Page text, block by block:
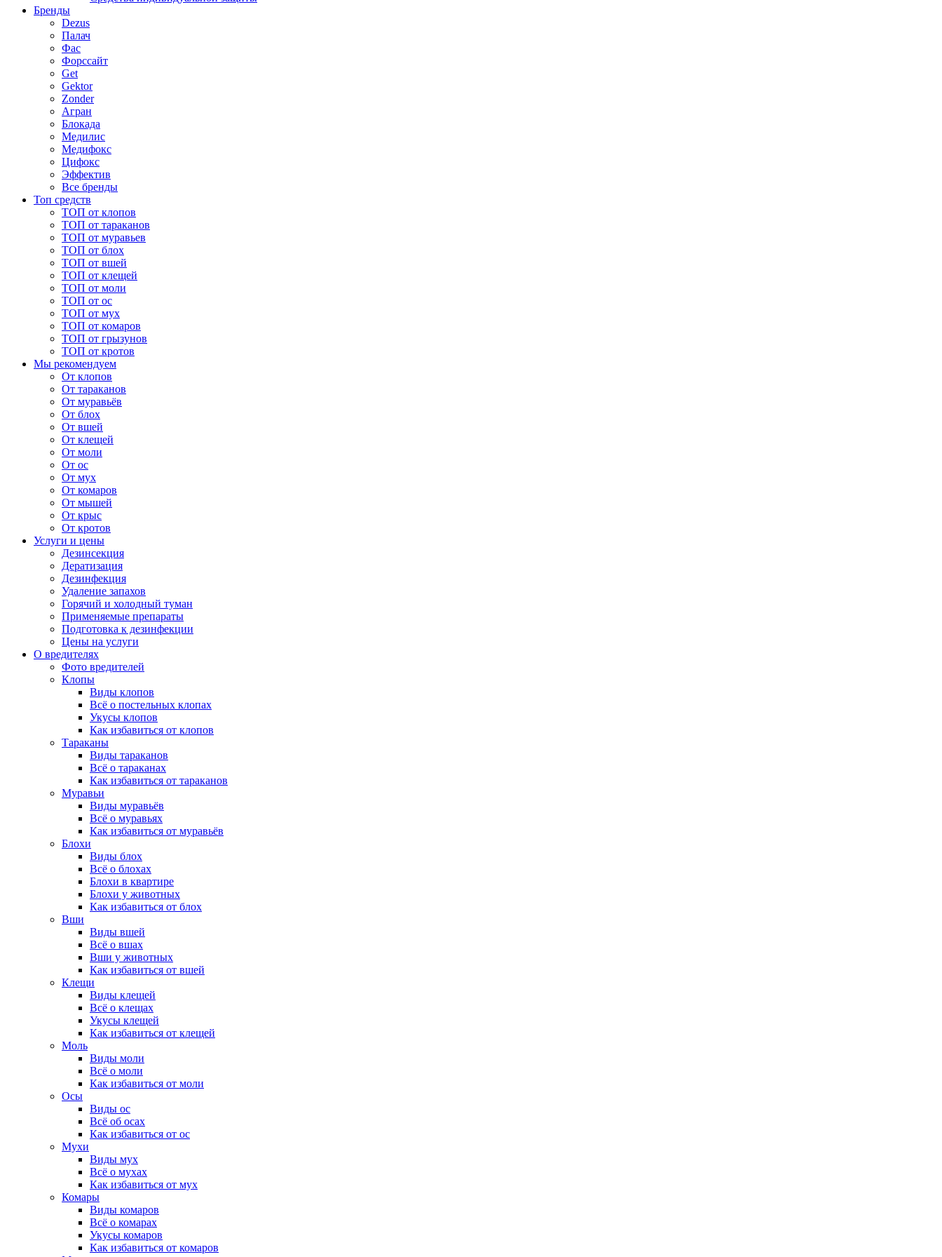
Бренды
Dezus
Палач
Фас
Форcсайт
Get
Gektor
Zonder
Агран
Блокада
Медилис
Медифокс
Цифокс
Эффектив
Все бренды
Топ средств
ТОП от клопов
ТОП от тараканов
ТОП от муравьев
ТОП от блох
ТОП от вшей
ТОП от клещей
ТОП от моли
ТОП от ос
ТОП от мух
ТОП от комаров
ТОП от грызунов
ТОП от кротов
Мы рекомендуем
От клопов
От тараканов
От муравьёв
От блох
От вшей
От клещей
От моли
От ос
От мух
От комаров
От мышей
От крыс
От кротов
Услуги и цены
Дезинсекция
Дератизация
Дезинфекция
Удаление запахов
Горячий и холодный туман
Применяемые препараты
Подготовка к дезинфекции
Цены на услуги
О вредителях
Фото вредителей
Клопы
Виды клопов
Всё о постельных клопах
Укусы клопов
Как избавиться от клопов
Тараканы
Виды тараканов
Всё о тараканах
Как избавиться от тараканов
Муравьи
Виды муравьёв
Всё о муравьях
Как избавиться от муравьёв
Блохи
Виды блох
Всё о блохах
Блохи в квартире
Блохи у животных
Как избавиться от блох
Вши
Виды вшей
Всё о вшах
Вши у животных
Как избавиться от вшей
Клещи
Виды клещей
Всё о клещах
Укусы клещей
Как избавиться от клещей
Моль
Виды моли
Всё о моли
Как избавиться от моли
Осы
Виды ос
Всё об осах
Как избавиться от ос
Мухи
Виды мух
Всё о мухах
Как избавиться от мух
Комары
Виды комаров
Всё о комарах
Укусы комаров
Как избавиться от комаров